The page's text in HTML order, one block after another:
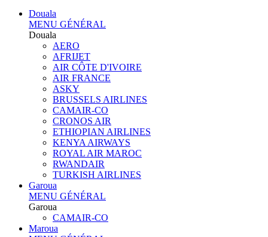
Douala
MENU GÉNÉRAL
Douala
AERO
AFRIJET
AIR CÔTE D'IVOIRE
AIR FRANCE
ASKY
BRUSSELS AIRLINES
CAMAIR-CO
CRONOS AIR
ETHIOPIAN AIRLINES
KENYA AIRWAYS
ROYAL AIR MAROC
RWANDAIR
TURKISH AIRLINES
Garoua
MENU GÉNÉRAL
Garoua
CAMAIR-CO
Maroua